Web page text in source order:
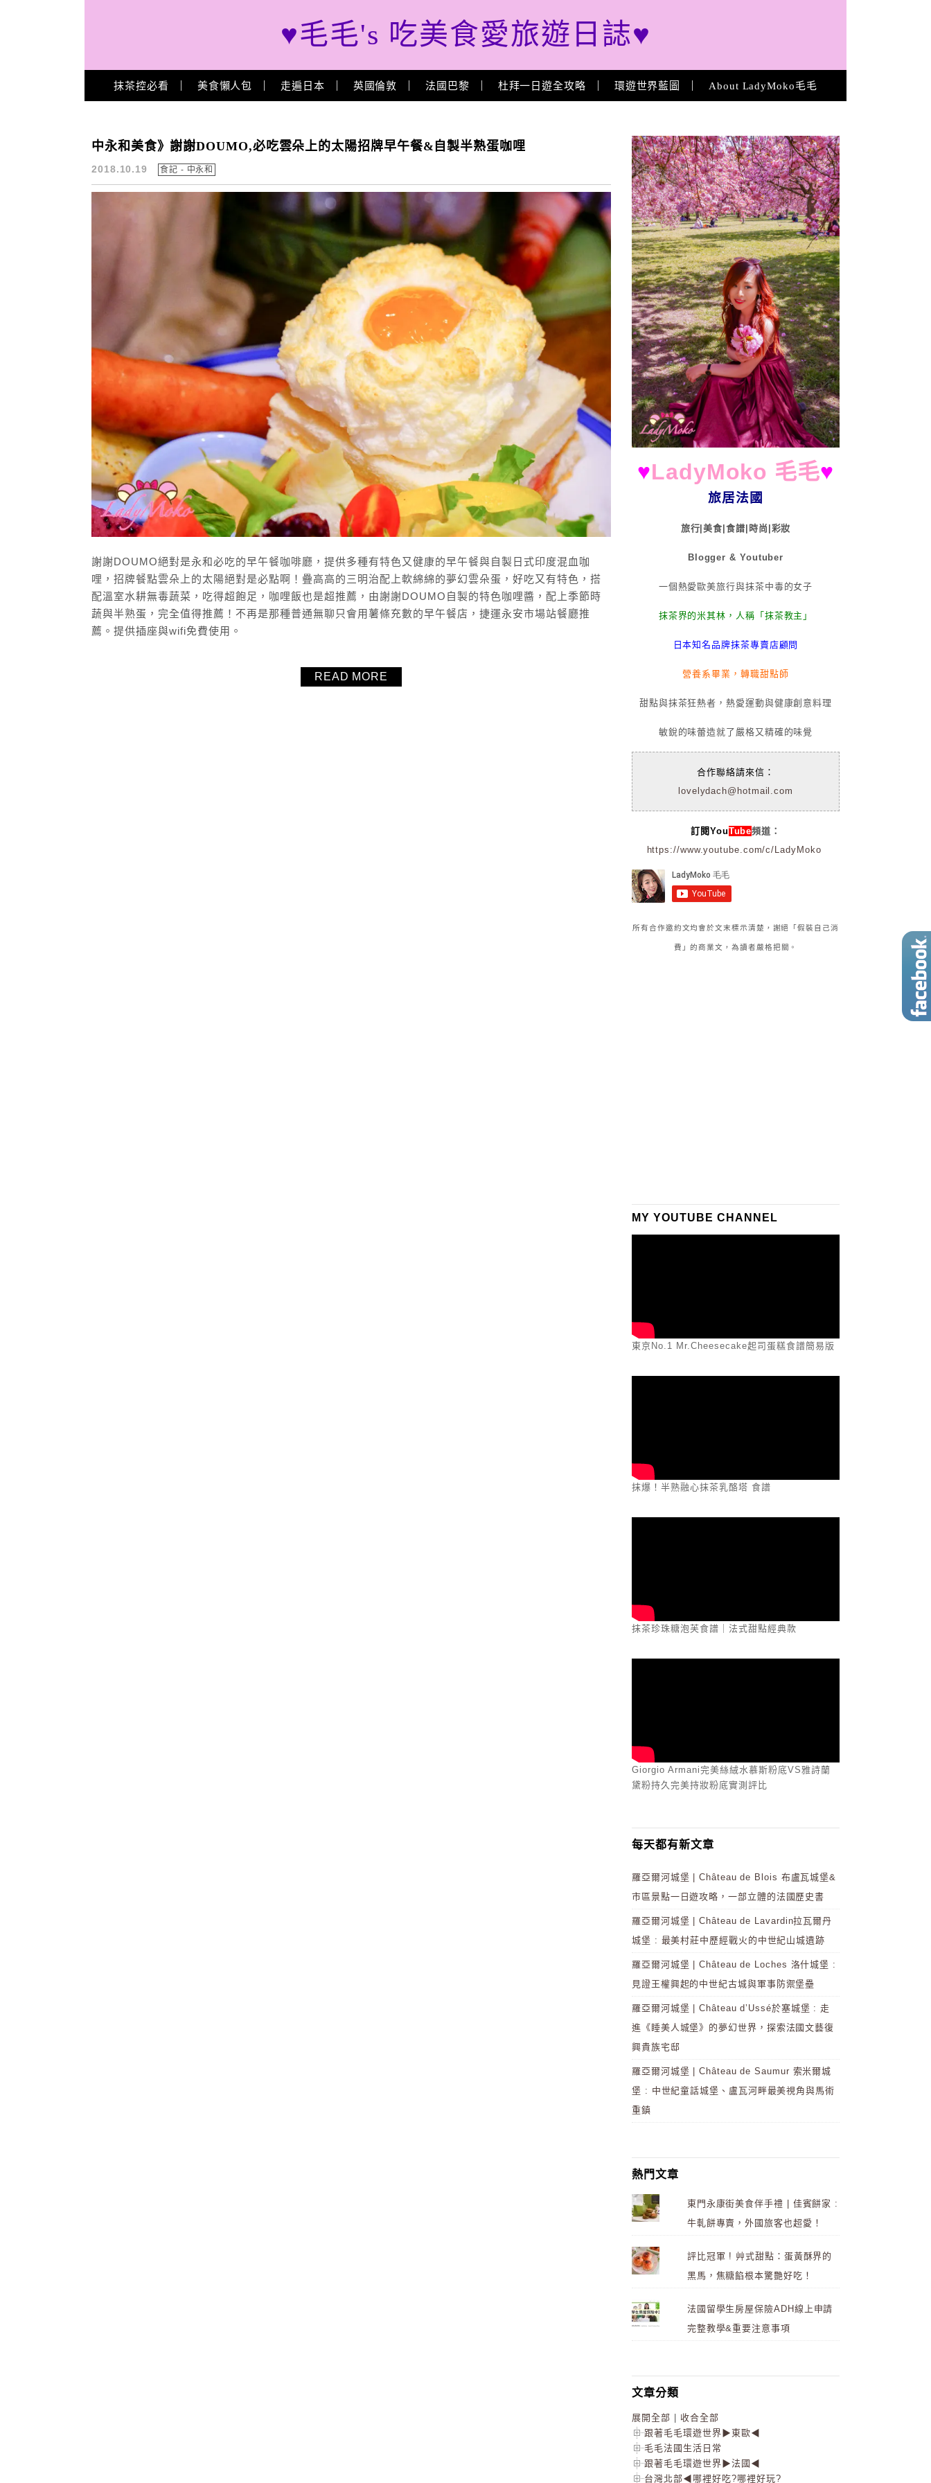
♥毛毛's 吃美食愛旅遊日誌♥
Main Menu
抹茶控必看 美食懶人包 走遍日本 英國倫敦 法國巴黎 杜拜一日遊全攻略 環遊世界藍圖 About LadyMoko毛毛
捷運永安市場站餐廳推薦
中永和美食》謝謝DOUMO,必吃雲朵上的太陽招牌早午餐&自製半熟蛋咖哩
2018.10.19 食記 - 中永和
謝謝DOUMO絕對是永和必吃的早午餐咖啡廳，提供多種有特色又健康的早午餐與自製日式印度混血咖
哩，招牌餐點雲朵上的太陽絕對是必點啊！疊高高的三明治配上軟綿綿的夢幻雲朵蛋，好吃又有特色，搭
配溫室水耕無毒蔬菜，吃得超飽足，咖哩飯也是超推薦，由謝謝DOUMO自製的特色咖哩醬，配上季節時
蔬與半熟蛋，完全值得推薦！不再是那種普通無聊只會用薯條充數的早午餐店，捷運永安市場站餐廳推
薦。提供插座與wifi免費使用。
READ MORE
About
♥LadyMoko 毛毛♥
旅居法國
旅行|美食|食譜|時尚|彩妝
Blogger & Youtuber
一個熱愛歐美旅行與抹茶中毒的女子
抹茶界的米其林，人稱「抹茶教主」
日本知名品牌抹茶專賣店顧問
營養系畢業，轉職甜點師
甜點與抹茶狂熱者，熱愛運動與健康創意料理
敏銳的味蕾造就了嚴格又精確的味覺
合作聯絡請來信：
lovelydach@hotmail.com
訂閱YouTube頻道：
https://www.youtube.com/c/LadyMoko
所有合作邀約文均會於文末標示清楚，謝絕「假裝自己消
費」的商業文，為讀者嚴格把關。
MY YOUTUBE CHANNEL
東京No.1 Mr.Cheesecake起司蛋糕食譜簡易版
抹爆！半熟融心抹茶乳酪塔 食譜
抹茶珍珠糖泡芙食譜｜法式甜點經典款
Giorgio Armani完美絲絨水慕斯粉底VS雅詩蘭
黛粉持久完美持妝粉底實測評比
每天都有新文章
羅亞爾河城堡 | Château de Blois 布盧瓦城堡&
市區景點一日遊攻略，一部立體的法國歷史書
羅亞爾河城堡 | Château de Lavardin拉瓦爾丹
城堡 : 最美村莊中歷經戰火的中世紀山城遺跡
羅亞爾河城堡 | Château de Loches 洛什城堡 :
見證王權興起的中世紀古城與軍事防禦堡壘
羅亞爾河城堡 | Château d’Ussé於塞城堡 : 走
進《睡美人城堡》的夢幻世界，探索法國文藝復
興貴族宅邸
羅亞爾河城堡 | Château de Saumur 索米爾城
堡 : 中世紀童話城堡、盧瓦河畔最美視角與馬術
重鎮
熱門文章
東門永康街美食伴手禮 | 佳賓餅家 :
牛軋餅專賣，外國旅客也超愛！
評比冠軍 ! 艸式甜點：蛋黃酥界的
黑馬，焦糖餡根本驚艷好吃！
法國留學生房屋保險ADH線上申請
完整教學&重要注意事項
文章分類
展開全部
收合全部
跟著毛毛環遊世界▶東歐◀
毛毛法國生活日常
跟著毛毛環遊世界▶法國◀
台灣北部◀哪裡好吃?哪裡好玩?